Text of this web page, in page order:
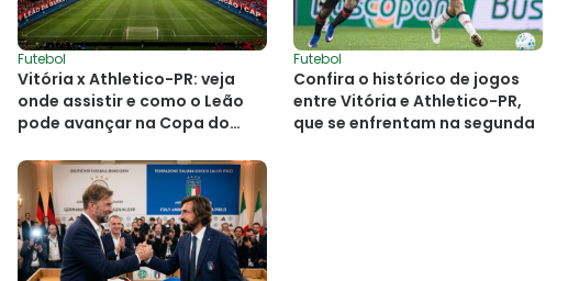
Futebol
Vitória x Athletico-PR: veja
onde assistir e como o Leão
pode avançar na Copa do
Futebol
Confira o histórico de jogos
entre Vitória e Athletico-PR,
que se enfrentam na segunda